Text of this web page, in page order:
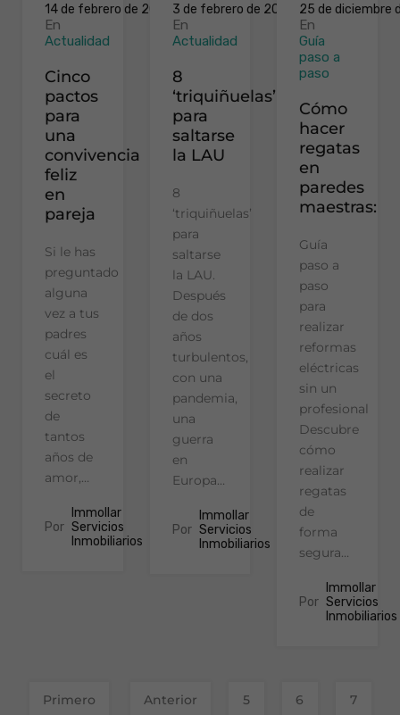
14 de febrero de 2025
En
Actualidad
Cinco
pactos
para
una
convivencia
feliz
en
pareja
Si le has
preguntado
alguna
vez a tus
padres
cuál es
el
secreto
de
tantos
años de
amor,…
Por
Immollar
Servicios
Inmobiliarios
3 de febrero de 2025
En
Actualidad
8
‘triquiñuelas’
para
saltarse
la LAU
8
‘triquiñuelas’
para
saltarse
la LAU.
Después
de dos
años
turbulentos,
con una
pandemia,
una
guerra
en
Europa…
Por
Immollar
Servicios
Inmobiliarios
25 de diciembre
En
Guía
paso a
paso
Cómo
hacer
regatas
en
paredes
maestras:
Guía
paso a
paso
para
realizar
reformas
eléctricas
sin un
profesional
Descubre
cómo
realizar
regatas
de
forma
segura…
Por
Immollar
Servicios
Inmobiliarios
Primero Anterior 5 6 7